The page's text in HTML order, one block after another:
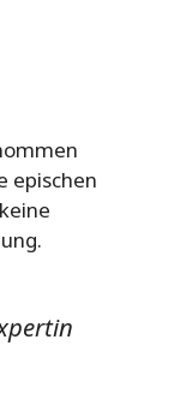
epischen